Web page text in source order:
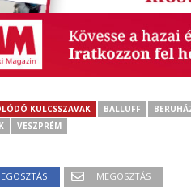
KULCSSZAVAK BALLUFF
VESZPRÉM
MEGOSZTÁS